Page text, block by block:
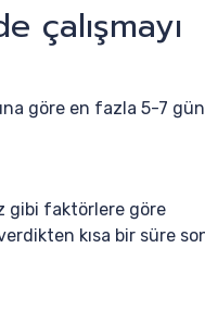
çalışmayı
göre en fazla 5-7
gibi faktörlere göre
kısa bir süre